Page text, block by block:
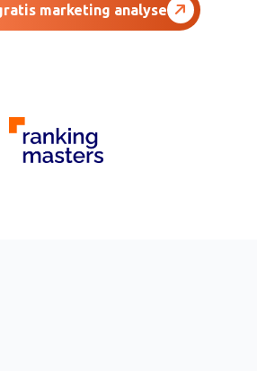
marketing analyse